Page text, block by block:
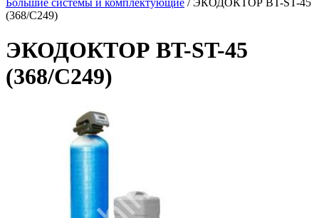
Большие системы и комплектующие / ЭКОДОКТОР BT-ST-45
(368/C249)
ЭКОДОКТОР BT-ST-45
(368/C249)